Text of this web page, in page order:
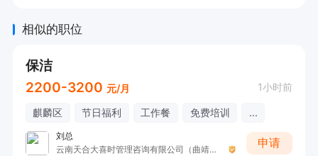
相似的职位
保洁
2200-3200 元/月 1小时前
麒麟区 节日福利 工作餐 免费培训 ...
刘总
云南天合大喜时管理咨询有限公司（曲靖天合喜宴）
申请